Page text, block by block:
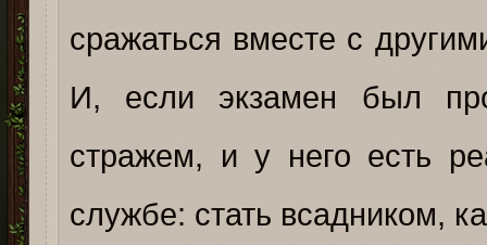
сражаться вместе с
И, если экзамен был
стражем, и у него есть
службе: стать всадником,